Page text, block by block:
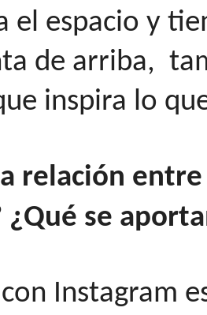
el espacio y
de arriba,
inspira lo
relación
¿Qué se
Instagram